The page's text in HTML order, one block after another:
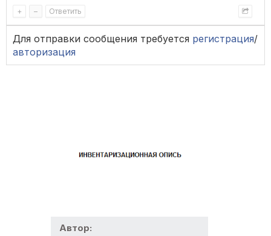
+ – Ответить
Для отправки сообщения требуется регистрация/
авторизация
Автор: